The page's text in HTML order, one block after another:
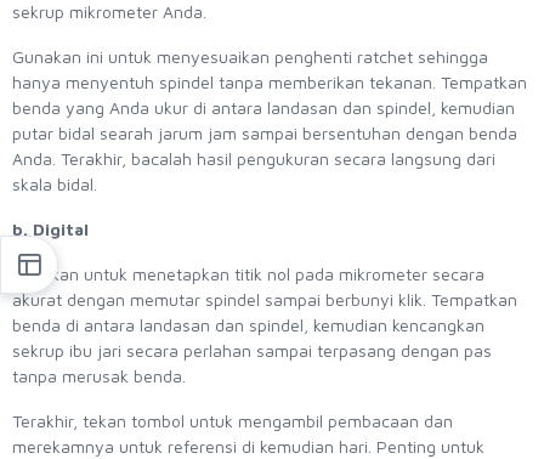
sekrup mikrometer Anda.
Gunakan ini untuk menyesuaikan penghenti ratchet sehingga
hanya menyentuh spindel tanpa memberikan tekanan. Tempatkan
benda yang Anda ukur di antara landasan dan spindel, kemudian
putar bidal searah jarum jam sampai bersentuhan dengan benda
Anda. Terakhir, bacalah hasil pengukuran secara langsung dari
skala bidal.
b. Digital
Pastikan untuk menetapkan titik nol pada mikrometer secara
akurat dengan memutar spindel sampai berbunyi klik. Tempatkan
benda di antara landasan dan spindel, kemudian kencangkan
sekrup ibu jari secara perlahan sampai terpasang dengan pas
tanpa merusak benda.
Terakhir, tekan tombol untuk mengambil pembacaan dan
merekamnya untuk referensi di kemudian hari. Penting untuk